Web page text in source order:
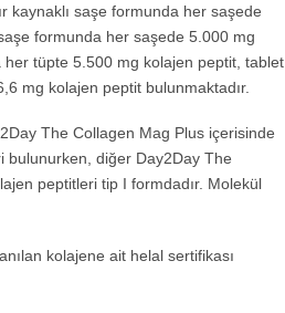
kaynaklı saşe formunda her saşede
formunda her saşede 5.000 mg
tüpte 5.500 mg kolajen peptit, tablet
mg kolajen peptit bulunmaktadır.
The Collagen Mag Plus içerisinde
bulunurken, diğer Day2Day The
peptitleri tip I formdadır. Molekül
kolajene ait helal sertifikası